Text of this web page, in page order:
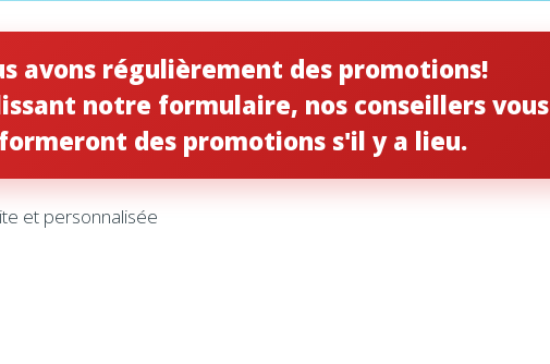
avons régulièrement des promotions!
notre formulaire, nos conseillers vous
des promotions s'il y a lieu.
et personnalisée